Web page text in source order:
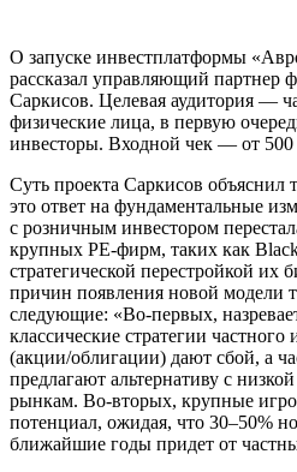
О запуске инвестплатформы
рассказал управляющий партнер
Саркисов. Целевая аудитория —
физические лица, в первую
инвесторы. Входной чек — от 500
Суть проекта Саркисов
это ответ на фундаментальные
с розничным инвестором
крупных PE-фирм, таких как
стратегической перестройкой их
причин появления новой модели
следующие: «Во-первых,
классические стратегии
(акции/облигации) дают сбой, а
предлагают альтернативу с
рынкам. Во-вторых, крупные
потенциал, ожидая, что 30–50%
ближайшие годы придет от